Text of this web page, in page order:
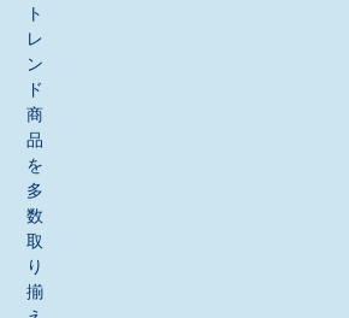
ト
レ
ン
ド
商
品
を
多
数
取
り
揃